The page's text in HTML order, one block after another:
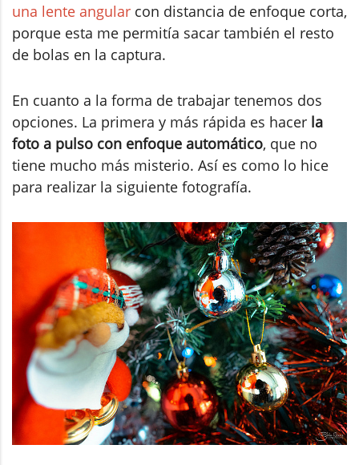
una lente angular con distancia de enfoque corta,
porque esta me permitía sacar también el resto
de bolas en la captura.
En cuanto a la forma de trabajar tenemos dos
opciones. La primera y más rápida es hacer la
foto a pulso con enfoque automático, que no
tiene mucho más misterio. Así es como lo hice
para realizar la siguiente fotografía.